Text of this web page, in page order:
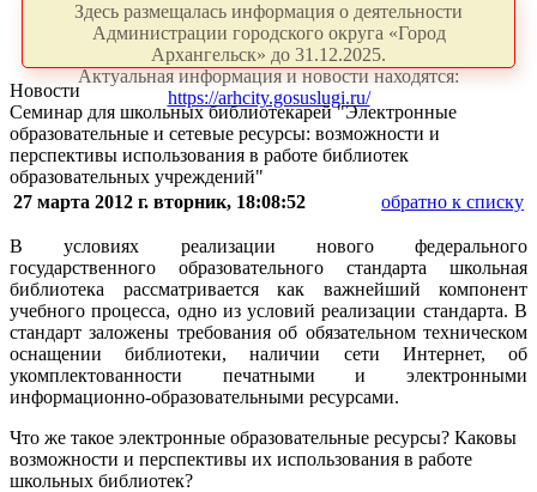
Здесь размещалась информация о деятельности
Администрации городского округа «Город
Архангельск» до 31.12.2025.
Актуальная информация и новости находятся:
https://arhcity.gosuslugi.ru/
Новости
Семинар для школьных библиотекарей "Электронные
образовательные и сетевые ресурсы: возможности и
перспективы использования в работе библиотек
образовательных учреждений"
27 марта 2012 г. вторник, 18:08:52
обратно к списку
В условиях реализации нового федерального
государственного образовательного стандарта школьная
библиотека рассматривается как важнейший компонент
учебного процесса, одно из условий реализации стандарта. В
стандарт заложены требования об обязательном техническом
оснащении библиотеки, наличии сети Интернет, об
укомплектованности печатными и электронными
информационно-образовательными ресурсами.
Что же такое электронные образовательные ресурсы? Каковы
возможности и перспективы их использования в работе
школьных библиотек?